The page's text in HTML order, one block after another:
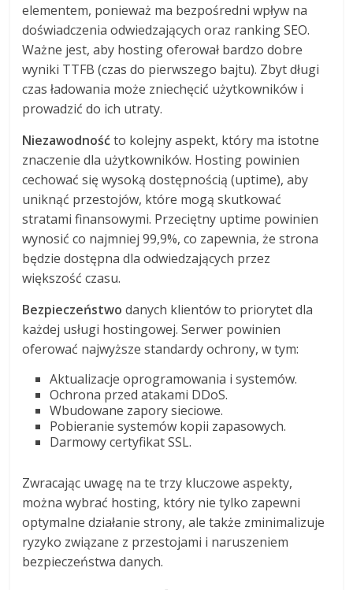
elementem, ponieważ ma bezpośredni wpływ na
doświadczenia odwiedzających oraz ranking SEO.
Ważne jest, aby hosting oferował bardzo dobre
wyniki TTFB (czas do pierwszego bajtu). Zbyt długi
czas ładowania może zniechęcić użytkowników i
prowadzić do ich utraty.
Niezawodnośćto kolejny aspekt, który ma istotne
znaczenie dla użytkowników. Hosting powinien
cechować się wysoką dostępnością (uptime), aby
uniknąć przestojów, które mogą skutkować
stratami finansowymi. Przeciętny uptime powinien
wynosić co najmniej 99,9%, co zapewnia, że strona
będzie dostępna dla odwiedzających przez
większość czasu.
Bezpieczeństwo danych klientów to priorytet dla
każdej usługi hostingowej. Serwer powinien
oferować najwyższe standardy ochrony, w tym:
Aktualizacje oprogramowania i systemów.
Ochrona przed atakami DDoS.
Wbudowane zapory sieciowe.
Pobieranie systemów kopii zapasowych.
Darmowy certyfikat SSL.
Zwracając uwagę na te trzy kluczowe aspekty,
można wybrać hosting, który nie tylko zapewni
optymalne działanie strony, ale także zminimalizuje
ryzyko związane z przestojami i naruszeniem
bezpieczeństwa danych.